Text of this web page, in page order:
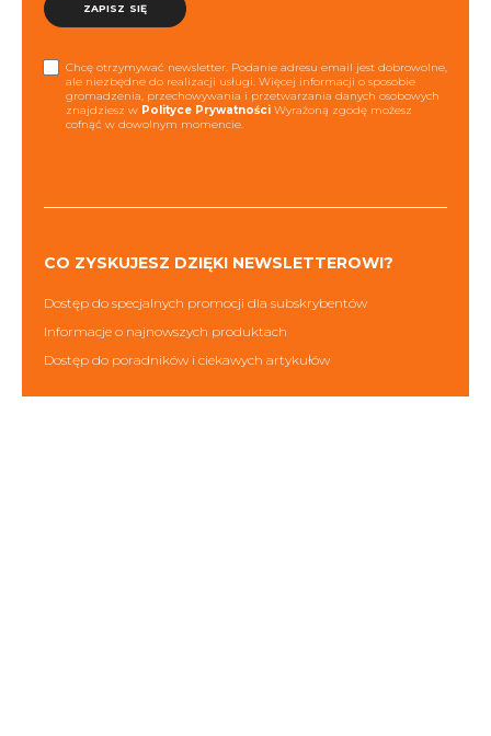
ZAPISZ SIĘ
Chcę otrzymywać newsletter. Podanie adresu email jest dobrowolne,
ale niezbędne do realizacji usługi. Więcej informacji o sposobie
gromadzenia, przechowywania i przetwarzania danych osobowych
znajdziesz w Polityce Prywatności Wyrażoną zgodę możesz
cofnąć w dowolnym momencie.
CO ZYSKUJESZ DZIĘKI NEWSLETTEROWI?
Dostęp do specjalnych promocji dla subskrybentów
Informacje o najnowszych produktach
Dostęp do poradników i ciekawych artykułów